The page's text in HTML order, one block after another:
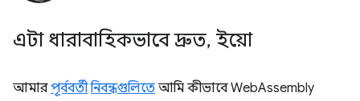
এটা ধারাবাহিকভাবে দ্রুত, ইয়ো
আমারপূর্ববর্তী নিবন্ধগুলিতে আমি কীভাবে WebAssembly